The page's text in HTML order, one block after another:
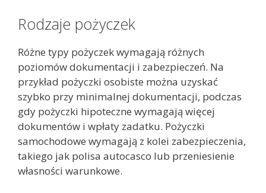
Rodzaje pożyczek
Różne typy pożyczek wymagają różnych
poziomów dokumentacji i zabezpieczeń. Na
przykład pożyczki osobiste można uzyskać
szybko przy minimalnej dokumentacji, podczas
gdy pożyczki hipoteczne wymagają więcej
dokumentów i wpłaty zadatku. Pożyczki
samochodowe wymagają z kolei zabezpieczenia,
takiego jak polisa autocasco lub przeniesienie
własności warunkowe.